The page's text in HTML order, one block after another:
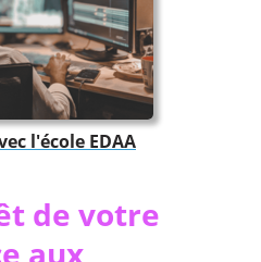
l'école EDAA
de votre
aux